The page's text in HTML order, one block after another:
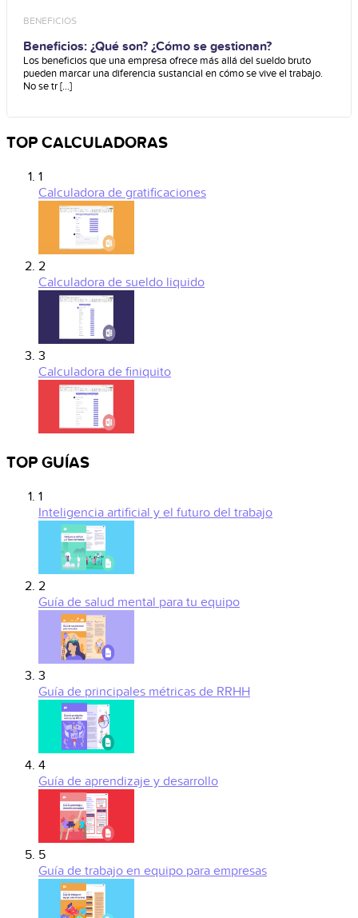
BENEFICIOS
Beneficios: ¿Qué son? ¿Cómo se gestionan?
Los beneficios que una empresa ofrece más allá del sueldo bruto
pueden marcar una diferencia sustancial en cómo se vive el trabajo.
No se tr [...]
TOP CALCULADORAS
1
Calculadora de gratificaciones
2
Calculadora de sueldo liquido
3
Calculadora de finiquito
TOP GUÍAS
1
Inteligencia artificial y el futuro del trabajo
2
Guía de salud mental para tu equipo
3
Guía de principales métricas de RRHH
4
Guía de aprendizaje y desarrollo
5
Guía de trabajo en equipo para empresas